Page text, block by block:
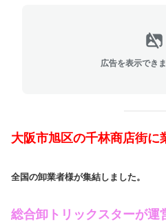
広告を表示でき
大阪市旭区の千林商店街に
全国の卸業者様が集結しました。
総合卸トリックスターが運